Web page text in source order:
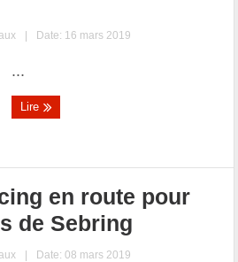
| Date: 16 mars 2019
...
Lire
en route pour
de Sebring
| Date: 08 mars 2019